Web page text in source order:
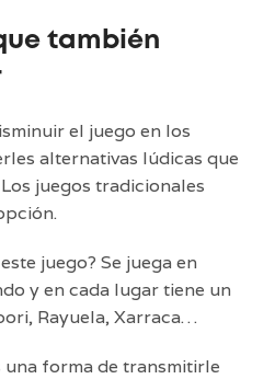
también
el juego en los
alternativas lúdicas que
juegos tradicionales
juego? Se juega en
y en cada lugar tiene un
Rayuela, Xarraca…
una forma de transmitirle